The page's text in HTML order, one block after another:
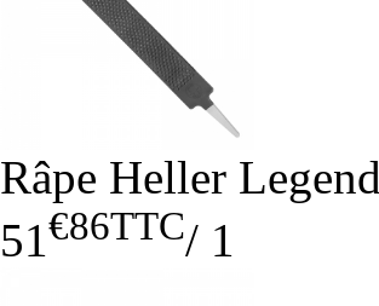
Râpe Heller Legend
51 €86TTC/ 1